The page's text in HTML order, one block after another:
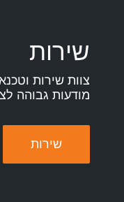
שירות
צוות שירות
מודעות גבוהה
שירות